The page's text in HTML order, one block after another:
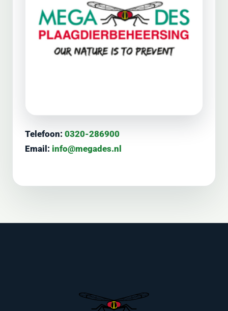
Telefoon: 0320-286900
Email: info@megades.nl